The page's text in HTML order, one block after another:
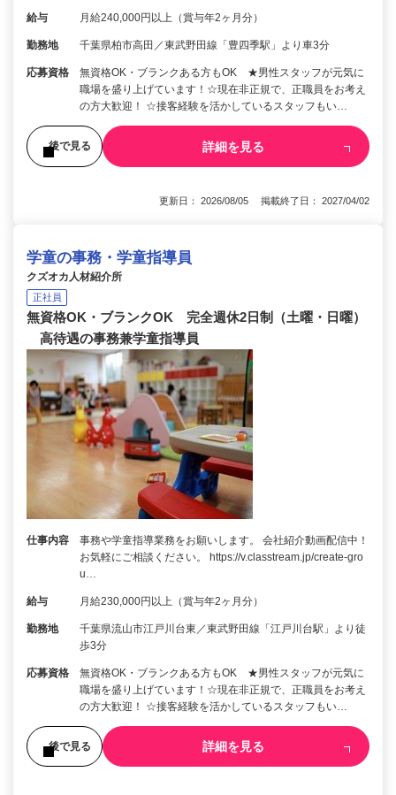
給与 月給240,000円以上（賞与年2ヶ月分）
勤務地 千葉県柏市高田／東武野田線「豊四季駅」より車3分
応募資格
無資格OK・ブランクある方もOK ★男性スタッフが元気に
職場を盛り上げています！☆現在非正規で、正職員をお考え
の方大歓迎！ ☆接客経験を活かしているスタッフもい…
後で見る 詳細を見る
更新日： 2026/08/05 掲載終了日： 2027/04/02
学童の事務・学童指導員
クズオカ人材紹介所
正社員
無資格OK・ブランクOK 完全週休2日制（土曜・日曜）
高待遇の事務兼学童指導員
仕事内容
事務や学童指導業務をお願いします。 会社紹介動画配信中！
お気軽にご相談ください。 https://v.classtream.jp/create-gro
u…
給与 月給230,000円以上（賞与年2ヶ月分）
勤務地
千葉県流山市江戸川台東／東武野田線「江戸川台駅」より徒
歩3分
応募資格
無資格OK・ブランクある方もOK ★男性スタッフが元気に
職場を盛り上げています！☆現在非正規で、正職員をお考え
の方大歓迎！ ☆接客経験を活かしているスタッフもい…
後で見る 詳細を見る